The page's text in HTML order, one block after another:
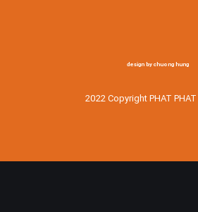
design by chuong hung
2022 Copyright PHAT